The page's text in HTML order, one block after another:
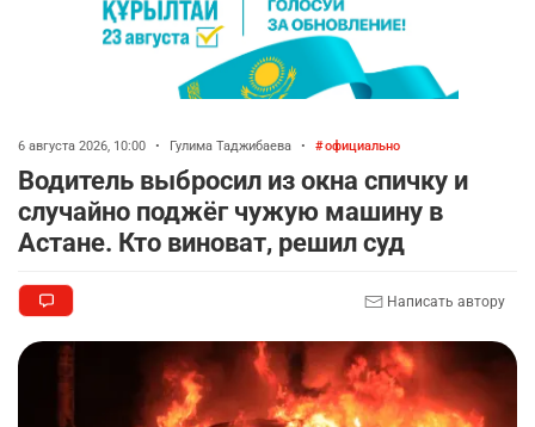
6 августа 2026, 10:00 • Гулима Таджибаева • официально
Водитель выбросил из окна спичку и
случайно поджёг чужую машину в
Астане. Кто виноват, решил суд
Написать автору